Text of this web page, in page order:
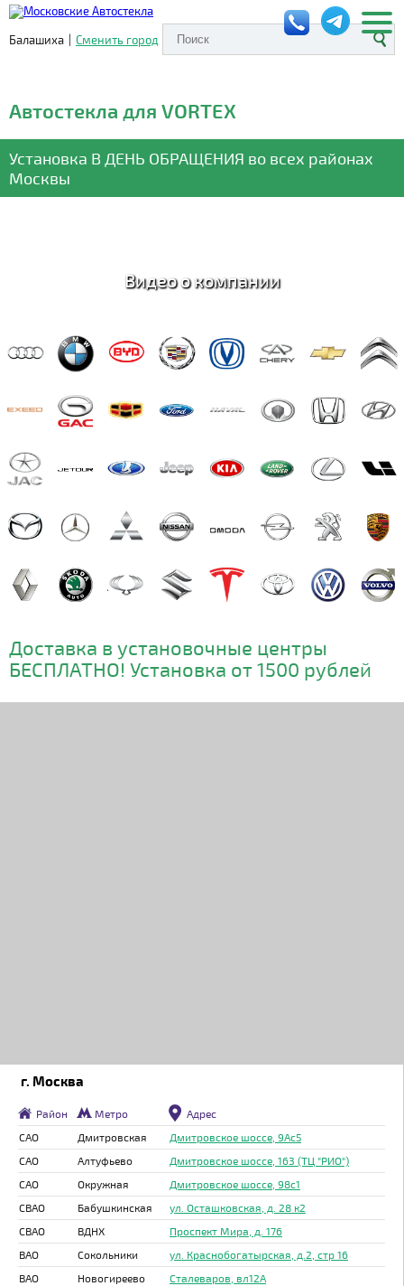
Балашиха | Сменить город
Автостекла для VORTEX
Установка В ДЕНЬ ОБРАЩЕНИЯ во всех районах
Москвы
Видео о компании
Доставка в установочные центры
БЕСПЛАТНО! Установка от 1500 рублей
г. Москва
Район Метро
Адрес
САО
Дмитровская
Дмитровское шоссе, 9Ас5
САО
Алтуфьево
Дмитровское шоссе, 163 (ТЦ "РИО")
САО
Окружная
Дмитровское шоссе, 98с1
СВАО
Бабушкинская
ул. Осташковская, д. 28 к2
СВАО
ВДНХ
Проспект Мира, д. 176
ВАО
Сокольники
ул. Краснобогатырская, д.2, стр 16
ВАО
Новогиреево
Сталеваров, вл12А